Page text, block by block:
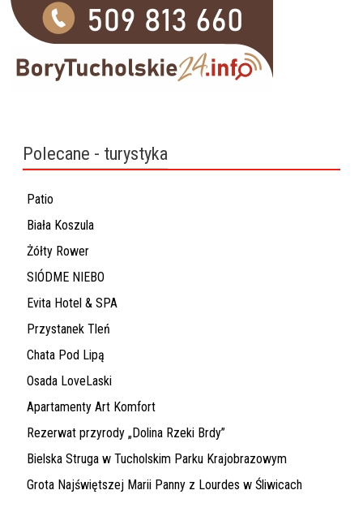
Polecane - turystyka
Patio
Biała Koszula
Żółty Rower
SIÓDME NIEBO
Evita Hotel & SPA
Przystanek Tleń
Chata Pod Lipą
Osada LoveLaski
Apartamenty Art Komfort
Rezerwat przyrody „Dolina Rzeki Brdy”
Bielska Struga w Tucholskim Parku Krajobrazowym
Grota Najświętszej Marii Panny z Lourdes w Śliwicach